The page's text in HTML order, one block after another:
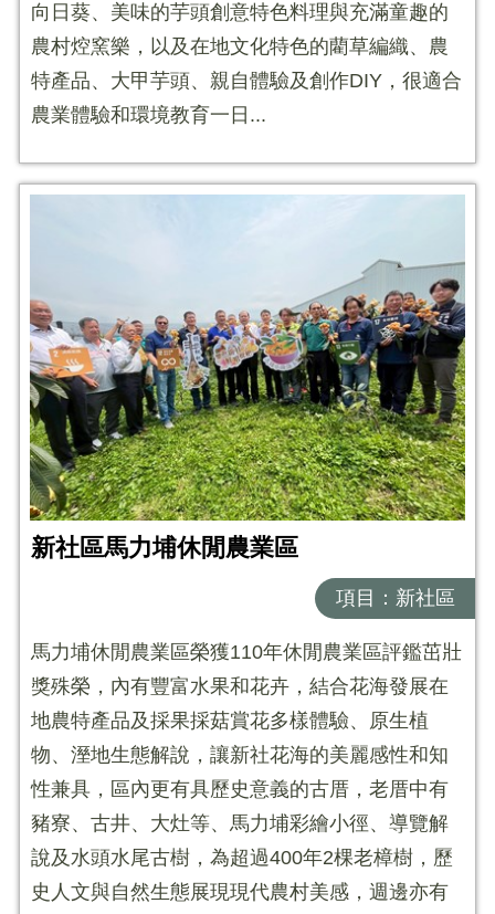
向日葵、美味的芋頭創意特色料理與充滿童趣的
農村焢窯樂，以及在地文化特色的藺草編織、農
特產品、大甲芋頭、親自體驗及創作DIY，很適合
農業體驗和環境教育一日...
新社區馬力埔休閒農業區
項目：新社區
馬力埔休閒農業區榮獲110年休閒農業區評鑑茁壯
獎殊榮，內有豐富水果和花卉，結合花海發展在
地農特產品及採果採菇賞花多樣體驗、原生植
物、溼地生態解說，讓新社花海的美麗感性和知
性兼具，區內更有具歷史意義的古厝，老厝中有
豬寮、古井、大灶等、馬力埔彩繪小徑、導覽解
說及水頭水尾古樹，為超過400年2棵老樟樹，歷
史人文與自然生態展現現代農村美感，週邊亦有